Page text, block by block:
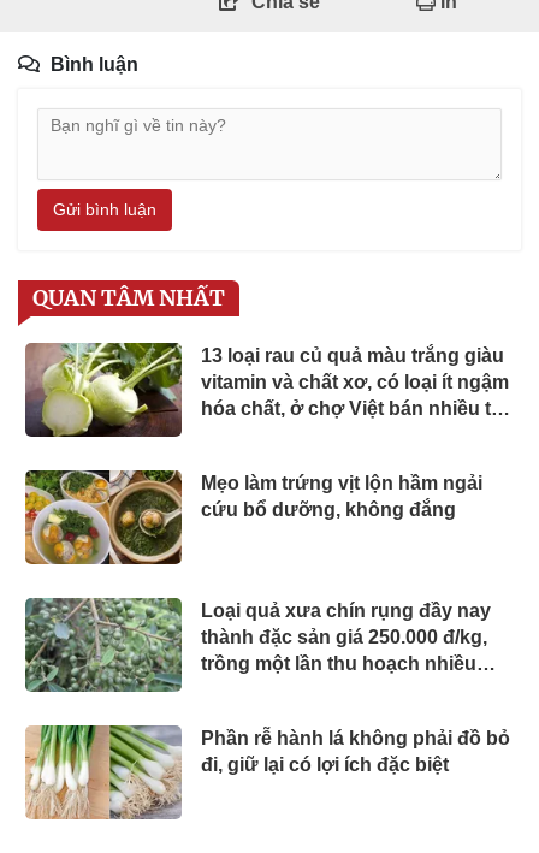
Bình luận
Gửi bình luận
QUAN TÂM NHẤT
13 loại rau củ quả màu trắng giàu
vitamin và chất xơ, có loại ít ngậm
hóa chất, ở chợ Việt bán nhiều từ
Mẹo làm trứng vịt lộn hầm ngải
cứu bổ dưỡng, không đắng
Loại quả xưa chín rụng đầy nay
thành đặc sản giá 250.000 đ/kg,
trồng một lần thu hoạch nhiều
Phần rễ hành lá không phải đồ bỏ
đi, giữ lại có lợi ích đặc biệt